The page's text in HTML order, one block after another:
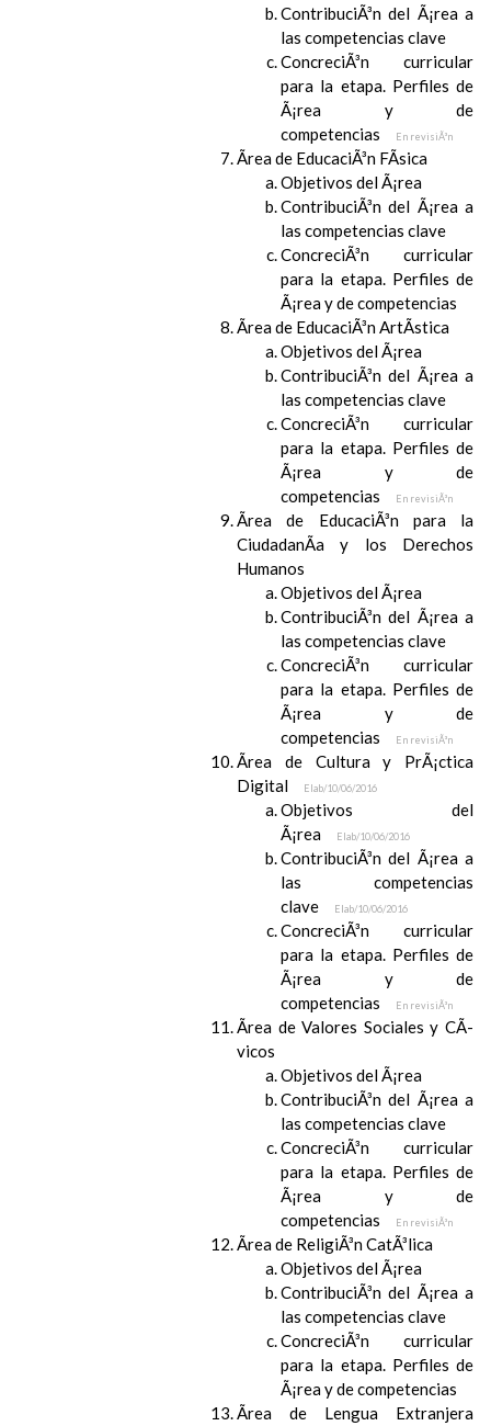
ContribuciÃ³n del Ã¡rea a
las competencias clave
ConcreciÃ³n curricular
para la etapa. Perfiles de
Ã¡rea y de
competencias
En revisiÃ³n
Ãrea de EducaciÃ³n FÃ­sica
Objetivos del Ã¡rea
ContribuciÃ³n del Ã¡rea a
las competencias clave
ConcreciÃ³n curricular
para la etapa. Perfiles de
Ã¡rea y de competencias
Ãrea de EducaciÃ³n ArtÃ­stica
Objetivos del Ã¡rea
ContribuciÃ³n del Ã¡rea a
las competencias clave
ConcreciÃ³n curricular
para la etapa. Perfiles de
Ã¡rea y de
competencias
En revisiÃ³n
Ãrea de EducaciÃ³n para la
CiudadanÃ­a y los Derechos
Humanos
Objetivos del Ã¡rea
ContribuciÃ³n del Ã¡rea a
las competencias clave
ConcreciÃ³n curricular
para la etapa. Perfiles de
Ã¡rea y de
competencias
En revisiÃ³n
Ãrea de Cultura y PrÃ¡ctica
Digital
Elab/10/06/2016
Objetivos del
Ã¡rea
Elab/10/06/2016
ContribuciÃ³n del Ã¡rea a
las competencias
clave
Elab/10/06/2016
ConcreciÃ³n curricular
para la etapa. Perfiles de
Ã¡rea y de
competencias
En revisiÃ³n
Ãrea de Valores Sociales y CÃ­
vicos
Objetivos del Ã¡rea
ContribuciÃ³n del Ã¡rea a
las competencias clave
ConcreciÃ³n curricular
para la etapa. Perfiles de
Ã¡rea y de
competencias
En revisiÃ³n
Ãrea de ReligiÃ³n CatÃ³lica
Objetivos del Ã¡rea
ContribuciÃ³n del Ã¡rea a
las competencias clave
ConcreciÃ³n curricular
para la etapa. Perfiles de
Ã¡rea y de competencias
Ãrea de Lengua Extranjera